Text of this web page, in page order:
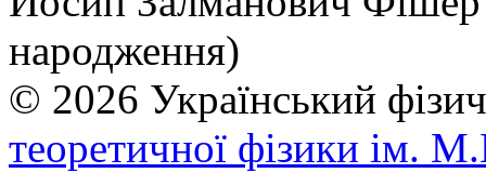
народження)
© 2026 Український
теоретичної фізики ім.